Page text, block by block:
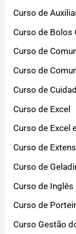
Curso de
Curso de Bolos
Curso de
Curso de
Curso de
Curso de Excel
Curso de Excel
Curso de
Curso de
Curso de Inglês
Curso de
Curso Gestão